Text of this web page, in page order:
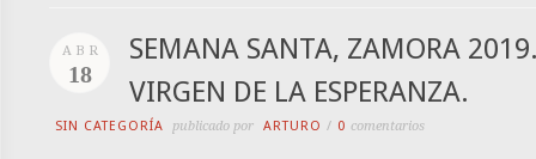
ABR
18
SEMANA SANTA, ZAMORA
VIRGEN DE LA ESPERANZA.
SIN CATEGORÍA publicado por ARTURO / 0 comentarios